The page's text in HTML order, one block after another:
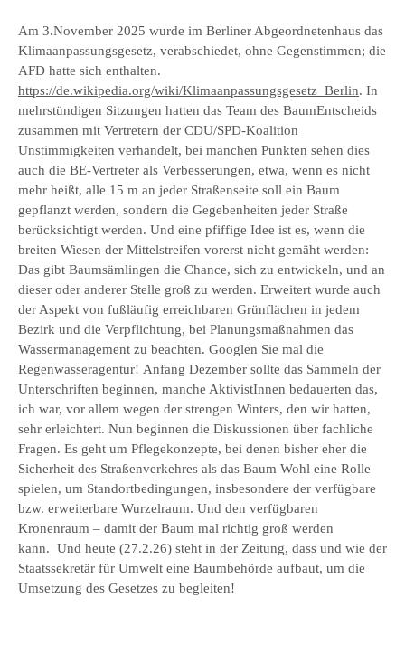
Am 3.November 2025 wurde im Berliner Abgeordnetenhaus das
Klimaanpassungsgesetz, verabschiedet, ohne Gegenstimmen; die
AFD hatte sich enthalten.
https://de.wikipedia.org/wiki/Klimaanpassungsgesetz_Berlin. In
mehrstündigen Sitzungen hatten das Team des BaumEntscheids
zusammen mit Vertretern der CDU/SPD-Koalition
Unstimmigkeiten verhandelt, bei manchen Punkten sehen dies
auch die BE-Vertreter als Verbesserungen, etwa, wenn es nicht
mehr heißt, alle 15 m an jeder Straßenseite soll ein Baum
gepflanzt werden, sondern die Gegebenheiten jeder Straße
berücksichtigt werden. Und eine pfiffige Idee ist es, wenn die
breiten Wiesen der Mittelstreifen vorerst nicht gemäht werden:
Das gibt Baumsämlingen die Chance, sich zu entwickeln, und an
dieser oder anderer Stelle groß zu werden. Erweitert wurde auch
der Aspekt von fußläufig erreichbaren Grünflächen in jedem
Bezirk und die Verpflichtung, bei Planungsmaßnahmen das
Wassermanagement zu beachten. Googlen Sie mal die
Regenwasseragentur! Anfang Dezember sollte das Sammeln der
Unterschriften beginnen, manche AktivistInnen bedauerten das,
ich war, vor allem wegen der strengen Winters, den wir hatten,
sehr erleichtert. Nun beginnen die Diskussionen über fachliche
Fragen. Es geht um Pflegekonzepte, bei denen bisher eher die
Sicherheit des Straßenverkehres als das Baum Wohl eine Rolle
spielen, um Standortbedingungen, insbesondere der verfügbare
bzw. erweiterbare Wurzelraum. Und den verfügbaren
Kronenraum – damit der Baum mal richtig groß werden
kann. Und heute (27.2.26) steht in der Zeitung, dass und wie der
Staatssekretär für Umwelt eine Baumbehörde aufbaut, um die
Umsetzung des Gesetzes zu begleiten!